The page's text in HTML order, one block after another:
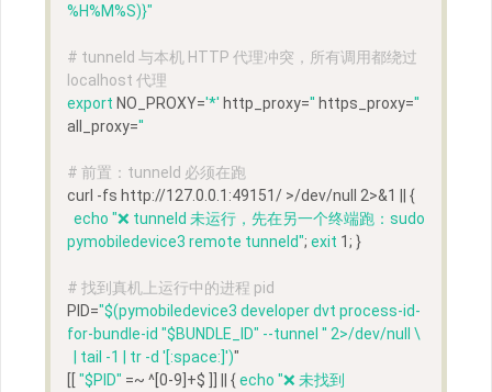
%H%M%S)}"
# tunneld 与本机 HTTP 代理冲突，所有调用都绕过
localhost 代理
export NO_PROXY='*' http_proxy='' https_proxy=''
all_proxy=''
# 前置：tunneld 必须在跑
curl -fs http://127.0.0.1:49151/ >/dev/null 2>&1 || {
echo "❌ tunneld 未运行，先在另一个终端跑：sudo
pymobiledevice3 remote tunneld"; exit 1; }
# 找到真机上运行中的进程 pid
PID="$(pymobiledevice3 developer dvt process-id-
for-bundle-id "$BUNDLE_ID" --tunnel '' 2>/dev/null \
  | tail -1 | tr -d '[:space:]')
"
"$PID" =~ ^[0-9]+$ ]] || { echo